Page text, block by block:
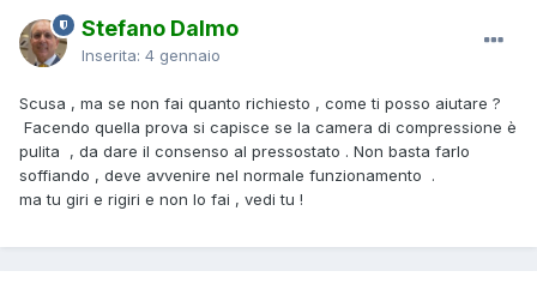
Stefano Dalmo
Inserita: 4 gennaio
Scusa , ma se non fai quanto richiesto , come ti posso aiutare ?
Facendo quella prova si capisce se la camera di compressione è
pulita , da dare il consenso al pressostato . Non basta farlo
soffiando , deve avvenire nel normale funzionamento .
ma tu giri e rigiri e non lo fai , vedi tu !